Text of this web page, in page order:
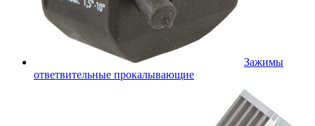
Зажимы
ответвительные прокалывающие